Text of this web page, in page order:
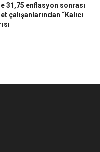
31,75 enflasyon sonrası
çalışanlarından “Kalıcı